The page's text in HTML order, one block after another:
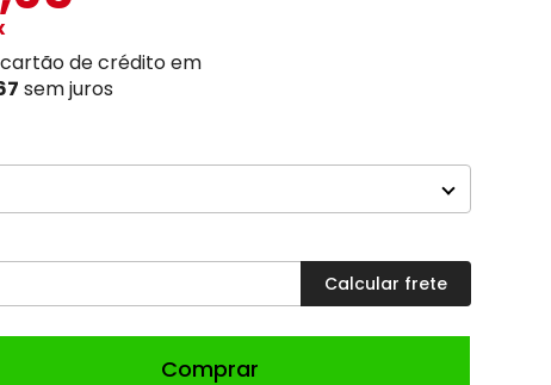
de crédito em
sem juros
Comprar